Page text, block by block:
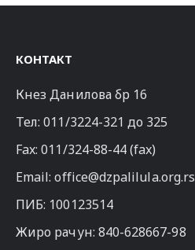
КОНТАКТ
Кнез Данилова бр 16
Тел:011/3224-321 до 325
Fax: 011/324-88-44 (fax)
Email:office@dzpalilula.org.rs
ПИБ: 100123514
Жиро рачун: 840-628667-98